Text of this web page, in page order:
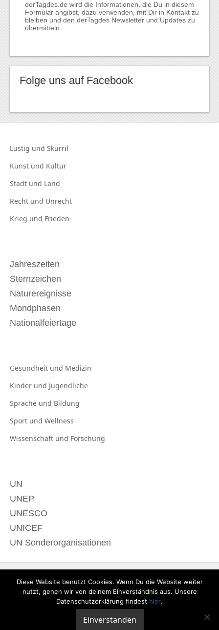
derTagdes.de wird die Informationen, die Du in diesem
Formular angibst, dazu verwenden, mit Dir in Kontakt zu
bleiben und den derTagdes Newsletter und Updates zu
übermitteln.
Folge uns auf Facebook
Lustig und Skurril
Kunst und Kultur
Stadt und Land
Recht und Unrecht
Krieg und Frieden
Jahreszeiten
Sternzeichen
Naturereignisse
Mondphasen
Nationalfeiertage
Gesundheit und Medizin
Kinder und Jugendliche
Sprache und Bildung
Sport und Wellness
Wissenschaft und Forschung
UN
UNEP
UNESCO
UNICEF
UN Sonderorganisationen
Diese Website benutzt Cookies. Wenn Du die Website weiter
nutzt, gehen wir von deinem Einverständnis aus. Unsere
Datenschutzerklärung findest hier.
Einverstanden